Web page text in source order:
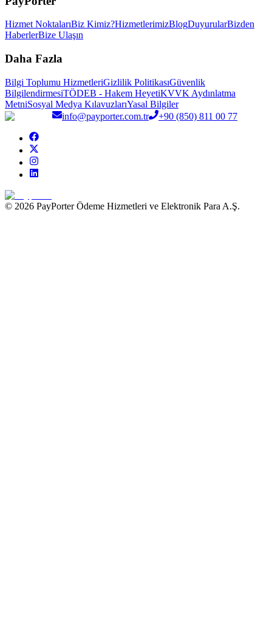
Hizmet NoktalarıBiz Kimiz?HizmetlerimizBlogDuyurularBizden
HaberlerBize Ulaşın
Daha Fazla
Bilgi Toplumu HizmetleriGizlilik PolitikasıGüvenlik
BilgilendirmesiTÖDEB - Hakem HeyetiKVVK Aydınlatma
MetniSosyal Medya KılavuzlarıYasal Bilgiler
info@payporter.com.tr
+90 (850) 811 00 77
© 2026 PayPorter Ödeme Hizmetleri ve Elektronik Para A.Ş.